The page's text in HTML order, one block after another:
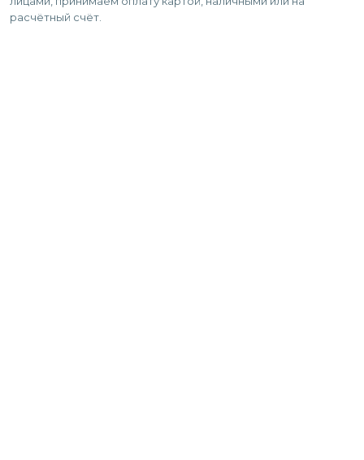
расчётный счёт.